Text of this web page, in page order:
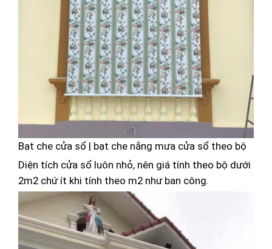
Bạt che cửa sổ | bạt che nắng mưa cửa sổ theo bộ
Diện tích cửa sổ luôn nhỏ, nên giá tính theo bộ dưới
2m2 chứ ít khi tính theo m2 như ban công.